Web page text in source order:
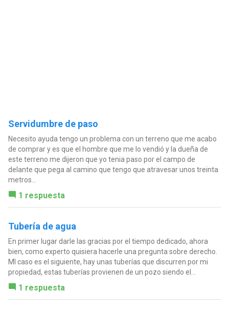
Servidumbre de paso
Necesito ayuda tengo un problema con un terreno que me acabo
de comprar y es que el hombre que me lo vendió y la dueña de
este terreno me dijeron que yo tenia paso por el campo de
delante que pega al camino que tengo que atravesar unos treinta
metros...
1 respuesta
Tubería de agua
En primer lugar darle las gracias por el tiempo dedicado, ahora
bien, como experto quisiera hacerle una pregunta sobre derecho.
MI caso es el siguiente, hay unas tuberías que discurren por mi
propiedad, estas tuberías provienen de un pozo siendo el...
1 respuesta